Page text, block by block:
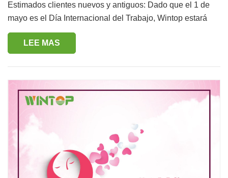
Estimados clientes nuevos y antiguos: Dado que el 1 de
mayo es el Día Internacional del Trabajo, Wintop estará
cerrado del 29 de abril al 3 de mayo. Nos disculpamos por
las molestias y gracias por su comprensión. Todos los
info@xmwintop.com para comunicarse con nosotros. ¡Os
LEE MAS